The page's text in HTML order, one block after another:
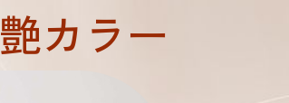
艶カラー